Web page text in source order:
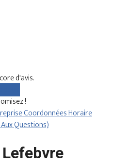
d'avis.
!
CoordonnéesHoraire
Questions)